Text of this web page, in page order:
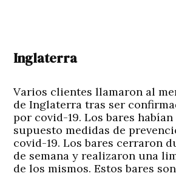
Inglaterra
Varios clientes llamaron al
de Inglaterra tras ser
por covid-19. Los bares
supuesto medidas de
covid-19. Los bares cerraron
de semana y realizaron una
de los mismos. Estos bares